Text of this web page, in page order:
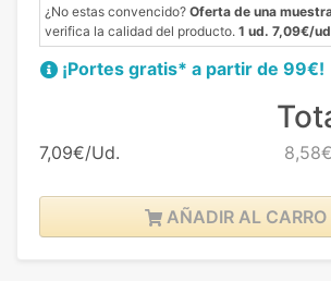
¿No estas convencido? Oferta de una
verifica la calidad del producto. 1 ud. 7,09€/
¡Portes gratis* a partir de 99€!
7,09€/Ud. 8,58€
AÑADIR AL CARRO